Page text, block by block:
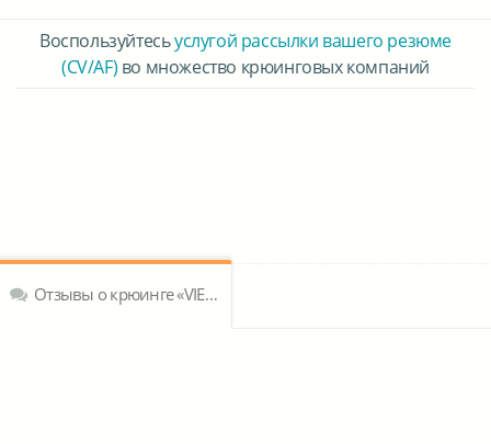
Воспользуйтесьуслугой рассылки вашего резюме
(CV/AF) во множество крюинговых компаний
Отзывы о крюинге «VIETOCEAN SHIPPING COMPANY»